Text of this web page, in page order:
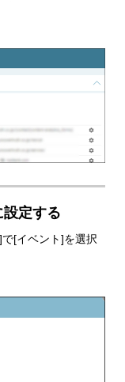
定する
[イベント]を選択